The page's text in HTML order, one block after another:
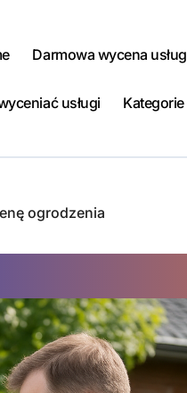
Darmowa wycena usług
usługi Kategorie
ogrodzenia